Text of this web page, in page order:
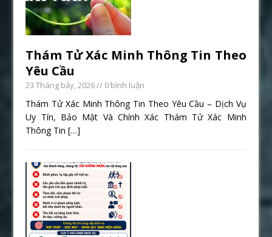
Thám Tử Xác Minh Thông Tin Theo
Yêu Cầu
23 Tháng bảy, 2026// 0 bình luận
Thám Tử Xác Minh Thông Tin Theo Yêu Cầu – Dịch Vụ
Uy Tín, Bảo Mật Và Chính Xác Thám Tử Xác Minh
Thông Tin[…]